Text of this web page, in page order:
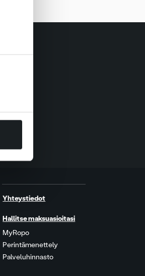
Yhteystiedot
Hallitse maksuasioitasi
MyRopo
Perintämenettely
Palveluhinnasto